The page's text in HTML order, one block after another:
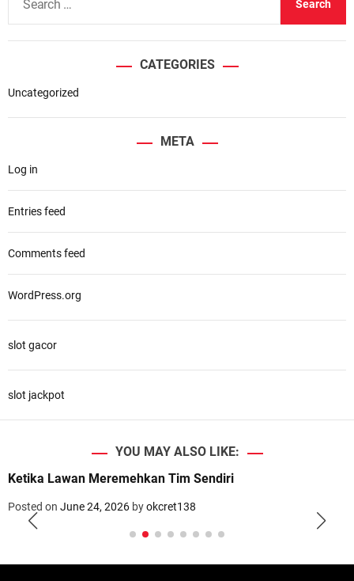
h
:
CATEGORIES
Uncategorized
META
Log in
Entries feed
Comments feed
WordPress.org
slot gacor
slot jackpot
YOU MAY ALSO LIKE:
Ketika Lawan Meremehkan Tim Sendiri
Posted on June 24, 2026 byokcret138